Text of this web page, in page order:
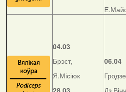
04.03
Брэст,
Я.Місіюк
28.03
06.04